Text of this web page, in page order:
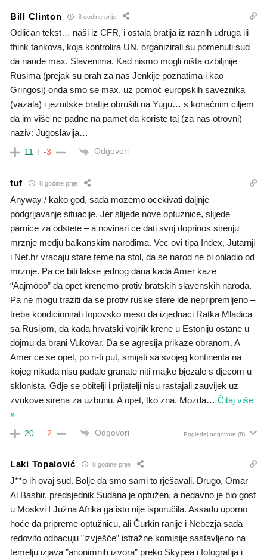
Bill Clinton 8 godine prije
Odličan tekst… naši iz CFR, i ostala bratija iz raznih udruga ili
think tankova, koja kontrolira UN, organizirali su pomenuti sud
da naude max. Slavenima. Kad nismo mogli ništa ozbiljnije
Rusima (prejak su orah za nas Jenkije poznatima i kao
Gringosi) onda smo se max. uz pomoć europskih saveznika
(vazala) i jezuitske bratije obrušili na Yugu… s konačnim ciljem
da im više ne padne na pamet da koriste taj (za nas otrovni)
naziv: Jugoslavija…
11 -3 Odgovori
tuf 8 godine prije
Anyway / kako god, sada mozemo ocekivati daljnje
podgrijavanje situacije. Jer slijede nove optuznice, slijede
parnice za odstete – a novinari ce dati svoj doprinos sirenju
mrznje medju balkanskim narodima. Vec ovi tipa Index, Jutarnji
i Net.hr vracaju stare teme na stol, da se narod ne bi ohladio od
mrznje. Pa ce biti lakse jednog dana kada Amer kaze
“Aajmooo” da opet krenemo protiv bratskih slavenskih naroda.
Pa ne mogu traziti da se protiv ruske sfere ide nepripremljeno –
treba kondicionirati topovsko meso da izjednaci Ratka Mladica
sa Rusijom, da kada hrvatski vojnik krene u Estoniju ostane u
dojmu da brani Vukovar. Da se agresija prikaze obranom. A
Amer ce se opet, po n-ti put, smijati sa svojeg kontinenta na
kojeg nikada nisu padale granate niti majke bjezale s djecom u
sklonista. Gdje se obitelji i prijatelji nisu rastajali zauvijek uz
zvukove sirena za uzbunu. A opet, tko zna. Mozda… Čitaj više
»
20 -2 Odgovori Pogledaj odgovore (8)
Laki Topalović 8 godine prije
J**o ih ovaj sud. Bolje da smo sami to rješavali. Drugo, Omar
Al Bashir, predsjednik Sudana je optužen, a nedavno je bio gost
u Moskvi I Južna Afrika ga isto nije isporučila. Assadu uporno
hoće da pripreme optužnicu, ali Čurkin ranije i Nebezja sada
redovito odbacuju ”izvješće” istražne komisije sastavljeno na
temelju izjava ”anonimnih izvora” preko Skypea i fotografija i